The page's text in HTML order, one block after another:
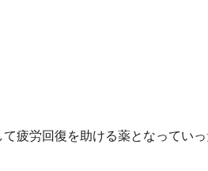
疲労回復を助ける薬となっていっ